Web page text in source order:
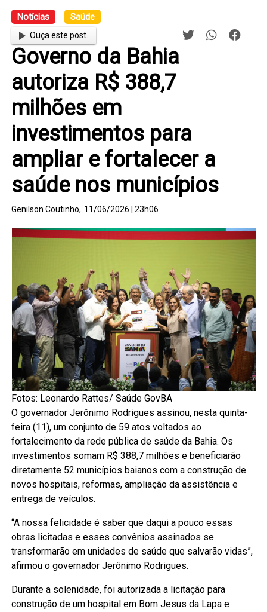
Notícias Saúde
Ouça este post.
Governo da Bahia
autoriza R$ 388,7
milhões em
investimentos para
ampliar e fortalecer a
saúde nos municípios
Genilson Coutinho, 11/06/2026 | 23h06
Fotos: Leonardo Rattes/ Saúde GovBA
O governador Jerônimo Rodrigues assinou, nesta quinta-
feira (11), um conjunto de 59 atos voltados ao
fortalecimento da rede pública de saúde da Bahia. Os
investimentos somam R$ 388,7 milhões e beneficiarão
diretamente 52 municípios baianos com a construção de
novos hospitais, reformas, ampliação da assistência e
entrega de veículos.
“A nossa felicidade é saber que daqui a pouco essas
obras licitadas e esses convênios assinados se
transformarão em unidades de saúde que salvarão vidas”,
afirmou o governador Jerônimo Rodrigues.
Durante a solenidade, foi autorizada a licitação para
construção de um hospital em Bom Jesus da Lapa e